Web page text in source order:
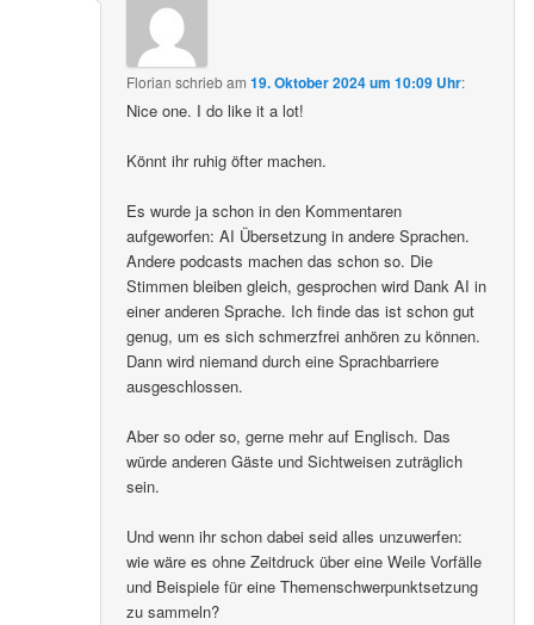
Florian schriebam19. Oktober 2024 um 10:09 Uhr:
Nice one. I do like it a lot!
Könnt ihr ruhig öfter machen.
Es wurde ja schon in den Kommentaren
aufgeworfen: AI Übersetzung in andere Sprachen.
Andere podcasts machen das schon so. Die
Stimmen bleiben gleich, gesprochen wird Dank AI in
einer anderen Sprache. Ich finde das ist schon gut
genug, um es sich schmerzfrei anhören zu können.
Dann wird niemand durch eine Sprachbarriere
ausgeschlossen.
Aber so oder so, gerne mehr auf Englisch. Das
würde anderen Gäste und Sichtweisen zuträglich
sein.
Und wenn ihr schon dabei seid alles unzuwerfen:
wie wäre es ohne Zeitdruck über eine Weile Vorfälle
und Beispiele für eine Themenschwerpunktsetzung
zu sammeln?